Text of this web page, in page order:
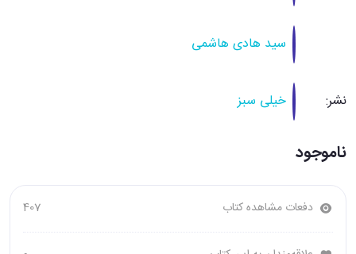
سید هادی هاشمی
نشر: خیلی سبز
ناموجود
دفعات مشاهده کتاب 407